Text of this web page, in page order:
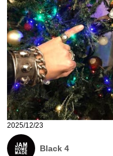
2025/12/23
Black 4